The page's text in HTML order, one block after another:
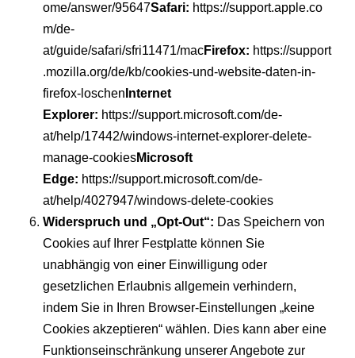
ome/answer/95647Safari: https://support.apple.co
m/de-
at/guide/safari/sfri11471/macFirefox: https://support
.mozilla.org/de/kb/cookies-und-website-daten-in-
firefox-loschen Internet
Explorer: https://support.microsoft.com/de-
at/help/17442/windows-internet-explorer-delete-
manage-cookiesMicrosoft
Edge: https://support.microsoft.com/de-
at/help/4027947/windows-delete-cookies
Widerspruch und „Opt-Out“: Das Speichern von
Cookies auf Ihrer Festplatte können Sie
unabhängig von einer Einwilligung oder
gesetzlichen Erlaubnis allgemein verhindern,
indem Sie in Ihren Browser-Einstellungen „keine
Cookies akzeptieren“ wählen. Dies kann aber eine
Funktionseinschränkung unserer Angebote zur